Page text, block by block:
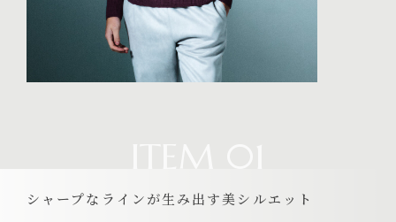
シャープなラインが生み出す美シルエット